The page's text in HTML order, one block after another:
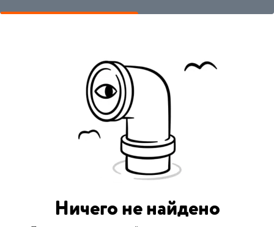
Ничего не найдено